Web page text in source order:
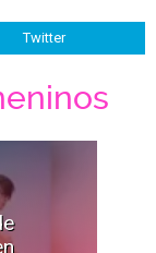
Twitter